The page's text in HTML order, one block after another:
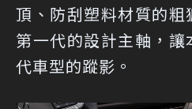
頂、防刮塑料材質的粗
第一代的設計主軸，
代車型的蹤影。